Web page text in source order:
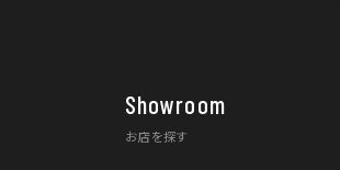
Showroom
お店を探す